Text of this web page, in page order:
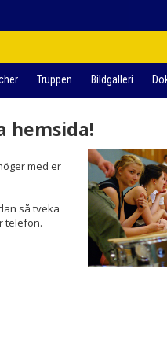
Truppen Bildgalleri
hemsida!
med er
så tveka
telefon.